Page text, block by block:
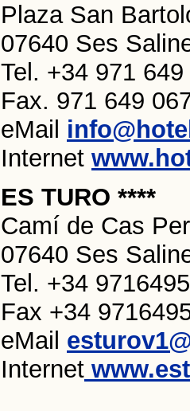
Plaza San
07640 Ses
Tel. +34 971 649
Fax. 971 649
eMail
Internet
ES TURO ****
Camí de Cas
07640 Ses
Tel. +34
Fax +34
eMail
Internet